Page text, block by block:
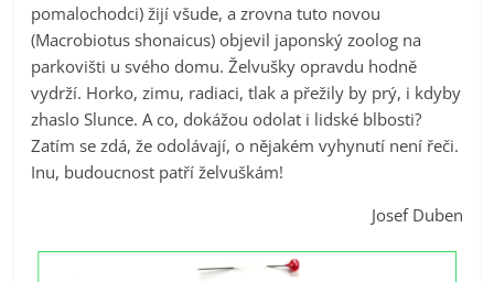
pomalochodci) žijí všude, a zrovna tuto novou
(Macrobiotus shonaicus) objevil japonský zoolog na
parkovišti u svého domu. Želvušky opravdu hodně
vydrží. Horko, zimu, radiaci, tlak a přežily by prý, i kdyby
zhaslo Slunce. A co, dokážou odolat i lidské blbosti?
Zatím se zdá, že odolávají, o nějakém vyhynutí není řeči.
Inu, budoucnost patří želvuškám!
Josef Duben